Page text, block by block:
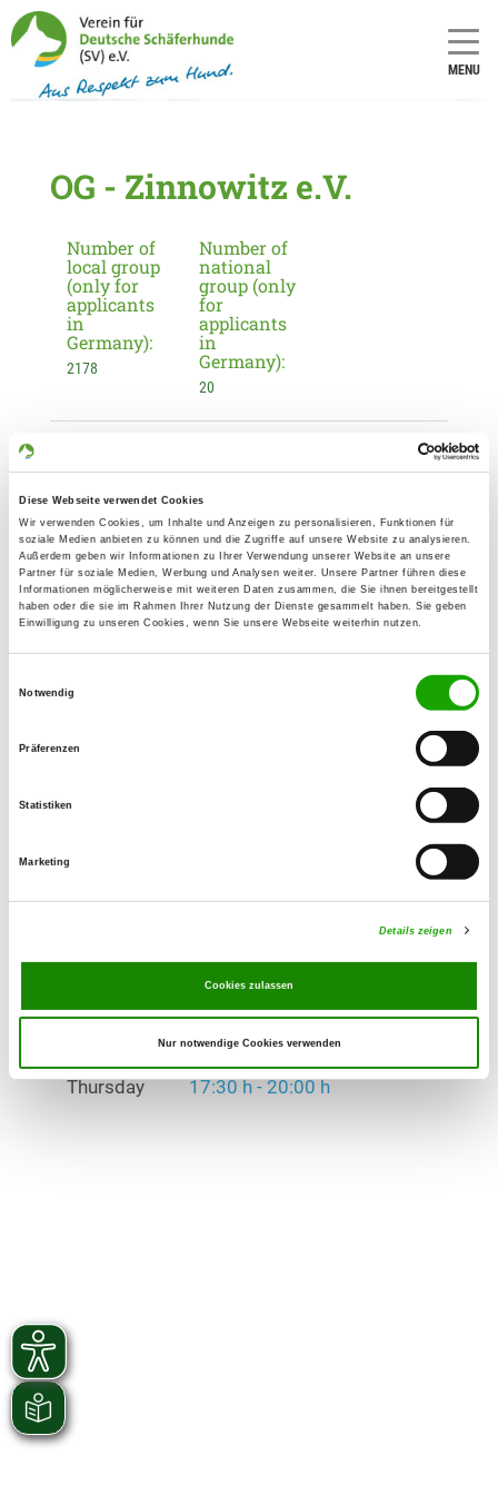
Diese Webseite verwendet Cookies
Wir verwenden Cookies, um Inhalte und Anzeigen zu personalisieren, Funktionen für
soziale Medien anbieten zu können und die Zugriffe auf unsere Website zu analysieren.
Außerdem geben wir Informationen zu Ihrer Verwendung unserer Website an unsere
Partner für soziale Medien, Werbung und Analysen weiter. Unsere Partner führen diese
Informationen möglicherweise mit weiteren Daten zusammen, die Sie ihnen bereitgestellt
haben oder die sie im Rahmen Ihrer Nutzung der Dienste gesammelt haben. Sie geben
Einwilligung zu unseren Cookies, wenn Sie unsere Webseite weiterhin nutzen.
Notwendig
Präferenzen
Statistiken
Marketing
Details zeigen
Cookies zulassen
Nur notwendige Cookies verwenden
MENU
OG - Zinnowitz e.V.
Number of
local group
(only for
applicants
in
Germany):
2178
Number of
national
group (only
for
applicants
in
Germany):
20
Contact:
Andreas Tiefert
Hauptstr. 24 a
17459 Zempin
Training ground:
E-Mail:
Faehrte, Unterordnung, Schutzdienst,
Thursday 17:30 h - 20:00 h
Exercise times in winter:
17:30 h - 20:00 h
Thursday 17:30 h - 20:00 h